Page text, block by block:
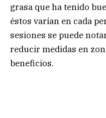
grasa que ha tenido
éstos varían en cada
sesiones se puede
reducir medidas en
beneficios.